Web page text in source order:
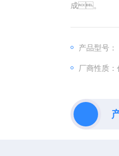
成。
产品型号：
厂商性质